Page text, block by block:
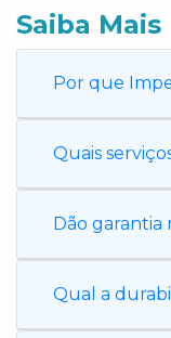
Saiba Mais
Por que
Quais
Dão garantia
Qual a